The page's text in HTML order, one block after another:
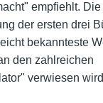
empfiehlt. Die
der ersten drei
bekannteste
den zahlreichen
verwiesen